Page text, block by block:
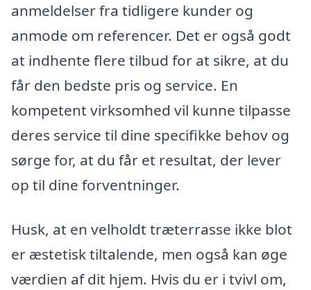
anmeldelser fra tidligere kunder og
anmode om referencer. Det er også godt
at indhente flere tilbud for at sikre, at du
får den bedste pris og service. En
kompetent virksomhed vil kunne tilpasse
deres service til dine specifikke behov og
sørge for, at du får et resultat, der lever
op til dine forventninger.
Husk, at en velholdt træterrasse ikke blot
er æstetisk tiltalende, men også kan øge
værdien af dit hjem. Hvis du er i tvivl om,